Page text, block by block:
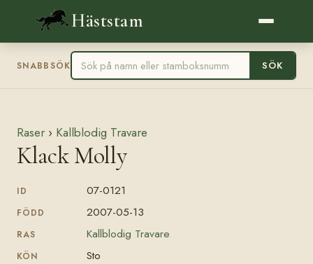
Häststam
SNABBSÖK SÖK
Raser › Kallblodig Travare
Klack Molly
ID 07-0121
FÖDD 2007-05-13
RAS Kallblodig Travare
KÖN Sto